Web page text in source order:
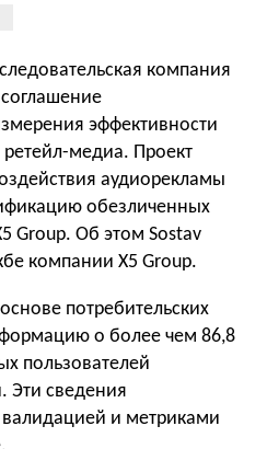
компания
эффективности
медиа. Проект
аудиорекламы
обезличенных
Group. Об этом Sostav
компании X5 Group.
потребительских
о более чем 86,8
пользователей
Эти сведения
и метриками